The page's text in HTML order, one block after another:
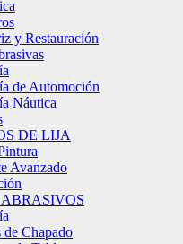
y Restauración
de Automoción
Náutica
DE LIJA
Avanzado
de Chapado